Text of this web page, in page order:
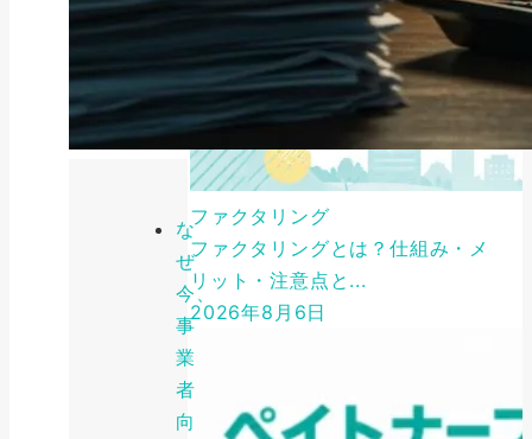
な
ぜ
今、
事
業
者
向
ファクタリング
ファクタリングとは？仕組み・メ
リット・注意点と...
2026年8月6日